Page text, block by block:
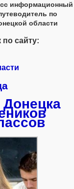
информационный
по
области
по сайту: